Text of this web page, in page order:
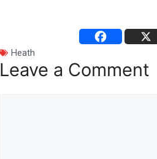
Heath
Leave a Comment